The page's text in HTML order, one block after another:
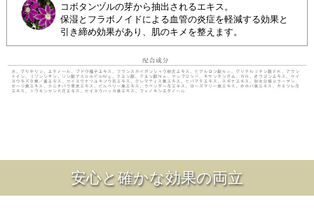
コボタンヅルの芽から抽出されるエキス。
保湿とフラボノイドによる血管の炎症を軽減する効果と
引き締め効果があり、肌のキメを整えます。
安心と確かな効果の両立